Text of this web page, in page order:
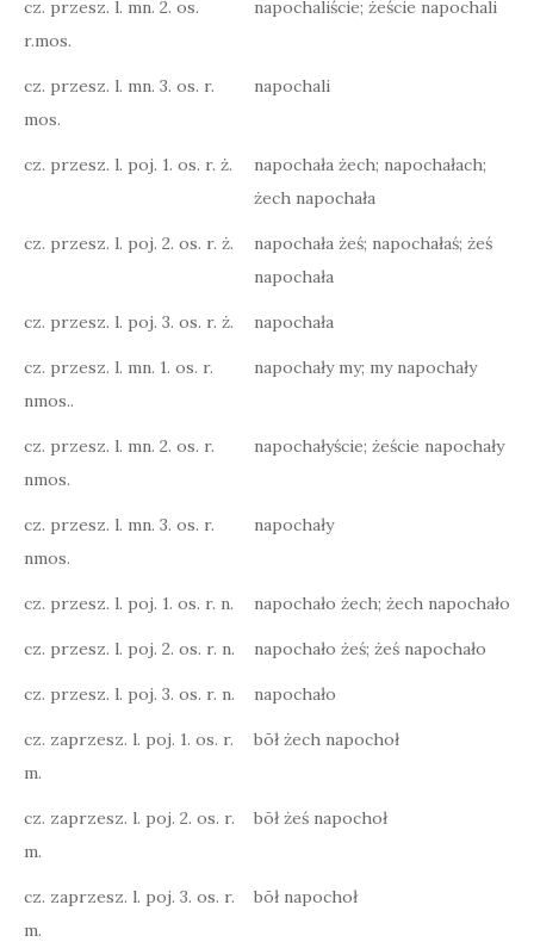
cz. przesz. l. mn. 2. os.
r.mos.
napochaliście; żeście napochali
cz. przesz. l. mn. 3. os. r.
mos.
napochali
cz. przesz. l. poj. 1. os. r. ż.
napochała żech; napochałach;
żech napochała
cz. przesz. l. poj. 2. os. r. ż.
napochała żeś; napochałaś; żeś
napochała
cz. przesz. l. poj. 3. os. r. ż. napochała
cz. przesz. l. mn. 1. os. r.
nmos..
napochały my; my napochały
cz. przesz. l. mn. 2. os. r.
nmos.
napochałyście; żeście napochały
cz. przesz. l. mn. 3. os. r.
nmos.
napochały
cz. przesz. l. poj. 1. os. r. n. napochało żech; żech napochało
cz. przesz. l. poj. 2. os. r. n. napochało żeś; żeś napochało
cz. przesz. l. poj. 3. os. r. n. napochało
cz. zaprzesz. l. poj. 1. os. r.
m.
bōł żech napochoł
cz. zaprzesz. l. poj. 2. os. r.
m.
bōł żeś napochoł
cz. zaprzesz. l. poj. 3. os. r.
m.
bōł napochoł